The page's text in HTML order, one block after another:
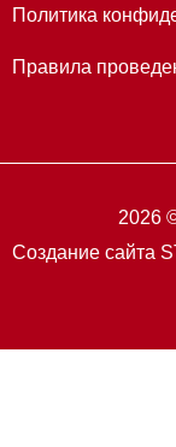
Политика
Правила
2026
Создание сайта